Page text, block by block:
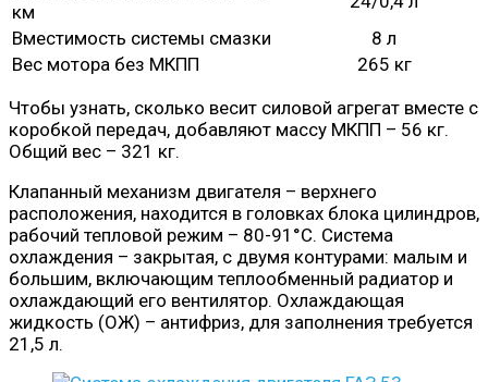
км
Вместимость системы смазки
8 л
Вес мотора без МКПП
265 кг
Чтобы узнать, сколько весит силовой агрегат вместе с
коробкой передач, добавляют массу МКПП – 56 кг.
Общий вес – 321 кг.
Клапанный механизм двигателя – верхнего
расположения, находится в головках блока цилиндров,
рабочий тепловой режим – 80-91°С. Система
охлаждения – закрытая, с двумя контурами: малым и
большим, включающим теплообменный радиатор и
охлаждающий его вентилятор. Охлаждающая
жидкость (ОЖ) – антифриз, для заполнения требуется
21,5 л.